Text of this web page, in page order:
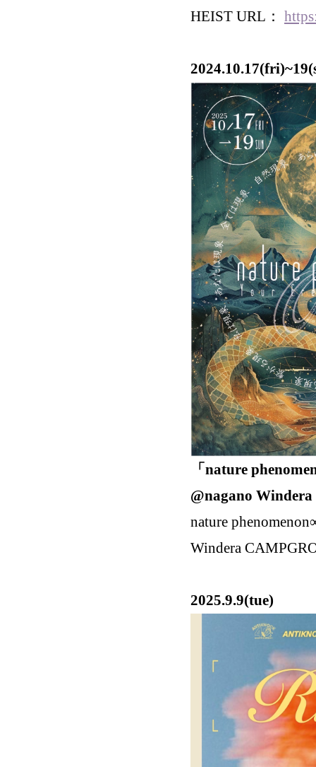
HEIST URL：
「nature
@nagano
nature
Windera
2025.9.9(tue)